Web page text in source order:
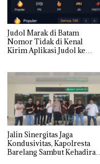
Judol Marak di Batam
Nomor Tidak di Kenal
Kirim Aplikasi Judol ke
Jalin Sinergitas Jaga
Kondusivitas, Kapolresta
Barelang Sambut Kehadiran